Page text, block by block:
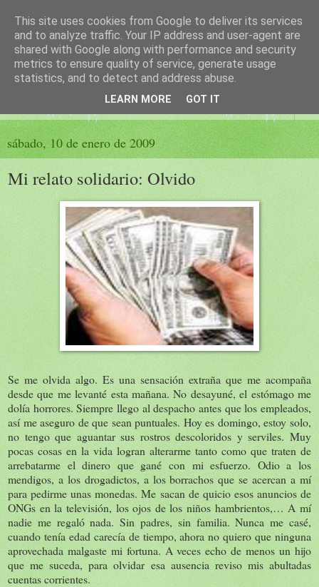
El sueño de las palabras
PÁGINA LITERARIA DE FELISA MORENO
sábado, 10 de enero de 2009
Mi relato solidario: Olvido
Se me olvida algo. Es una sensación extraña que me acompaña
desde que me levanté esta mañana. No desayuné, el estómago me
dolía horrores. Siempre llego al despacho antes que los empleados,
así me aseguro de que sean puntuales. Hoy es domingo, estoy solo,
no tengo que aguantar sus rostros descoloridos y serviles. Muy
pocas cosas en la vida logran alterarme tanto como que traten de
arrebatarme el dinero que gané con mi esfuerzo. Odio a los
mendigos, a los drogadictos, a los borrachos que se acercan a mí
para pedirme unas monedas. Me sacan de quicio esos anuncios de
ONGs en la televisión, los ojos de los niños hambrientos,… A mí
nadie me regaló nada. Sin padres, sin familia. Nunca me casé,
cuando tenía edad carecía de tiempo, ahora no quiero que ninguna
aprovechada malgaste mi fortuna. A veces echo de menos un hijo
que me suceda, para olvidar esa ausencia reviso mis abultadas
cuentas corrientes.
This site uses cookies from Google to deliver its services
and to analyze traffic. Your IP address and user-agent are
shared with Google along with performance and security
metrics to ensure quality of service, generate usage
statistics, and to detect and address abuse.
LEARN MORE GOT IT